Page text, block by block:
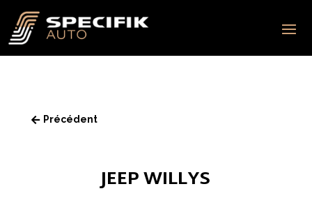
 Précédent
JEEP WILLYS